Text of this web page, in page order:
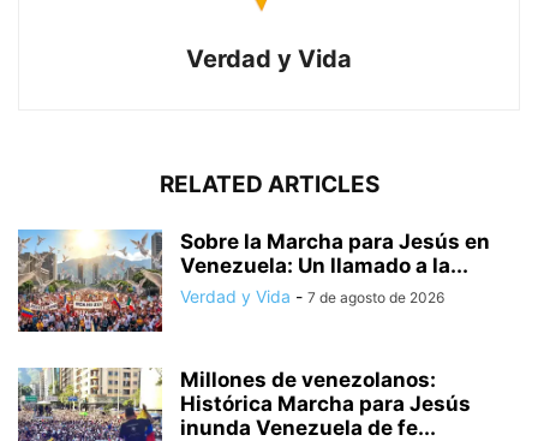
Verdad y Vida
RELATED ARTICLES
Sobre la Marcha para Jesús en
Venezuela: Un llamado a la...
Verdad y Vida - 7 de agosto de 2026
Millones de venezolanos:
Histórica Marcha para Jesús
inunda Venezuela de fe...